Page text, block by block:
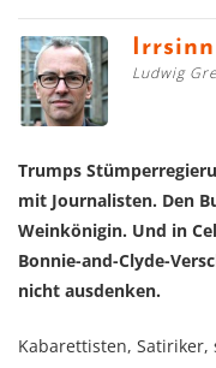
Ludwig
Trumps
mit Journalisten. Den
Weinkönigin. Und in
Bonnie-and-Clyde-
nicht ausdenken.
Kabarettisten, Satiriker,